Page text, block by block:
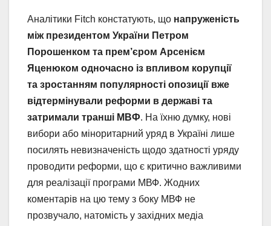
Аналітики Fitch констатують, що напруженість
між президентом України Петром
Порошенком та прем’єром Арсенієм
Яценюком одночасно із впливом корупції
та зростанням популярності опозиції вже
відтермінували реформи в державі та
затримали транші МВФ. На їхню думку, нові
вибори або міноритарний уряд в Україні лише
посилять невизначеність щодо здатності уряду
проводити реформи, що є критично важливими
для реалізації програми МВФ. Жодних
коментарів на цю тему з боку МВФ не
прозвучало, натомість у західних медіа